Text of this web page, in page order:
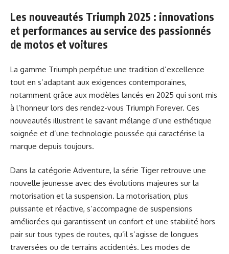
Les nouveautés Triumph 2025 : innovations
et performances au service des passionnés
de motos et voitures
La gamme Triumph perpétue une tradition d’excellence
tout en s’adaptant aux exigences contemporaines,
notamment grâce aux modèles lancés en 2025 qui sont mis
à l’honneur lors des rendez-vous Triumph Forever. Ces
nouveautés illustrent le savant mélange d’une esthétique
soignée et d’une technologie poussée qui caractérise la
marque depuis toujours.
Dans la catégorie Adventure, la série Tiger retrouve une
nouvelle jeunesse avec des évolutions majeures sur la
motorisation et la suspension. La motorisation, plus
puissante et réactive, s’accompagne de suspensions
améliorées qui garantissent un confort et une stabilité hors
pair sur tous types de routes, qu’il s’agisse de longues
traversées ou de terrains accidentés. Les modes de